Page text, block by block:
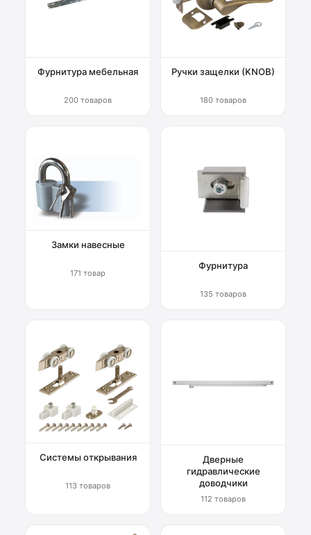
Фурнитура мебельная
200 товаров
Ручки защелки (KNOB)
180 товаров
Замки навесные
171 товар
Фурнитура
135 товаров
Системы открывания
113 товаров
Дверные
гидравлические
доводчики
112 товаров